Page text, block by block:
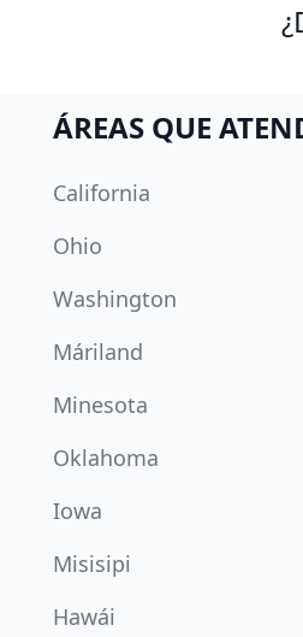
ÁREAS QUE
California
Ohio
Washington
Máriland
Minesota
Oklahoma
Iowa
Misisipi
Hawái